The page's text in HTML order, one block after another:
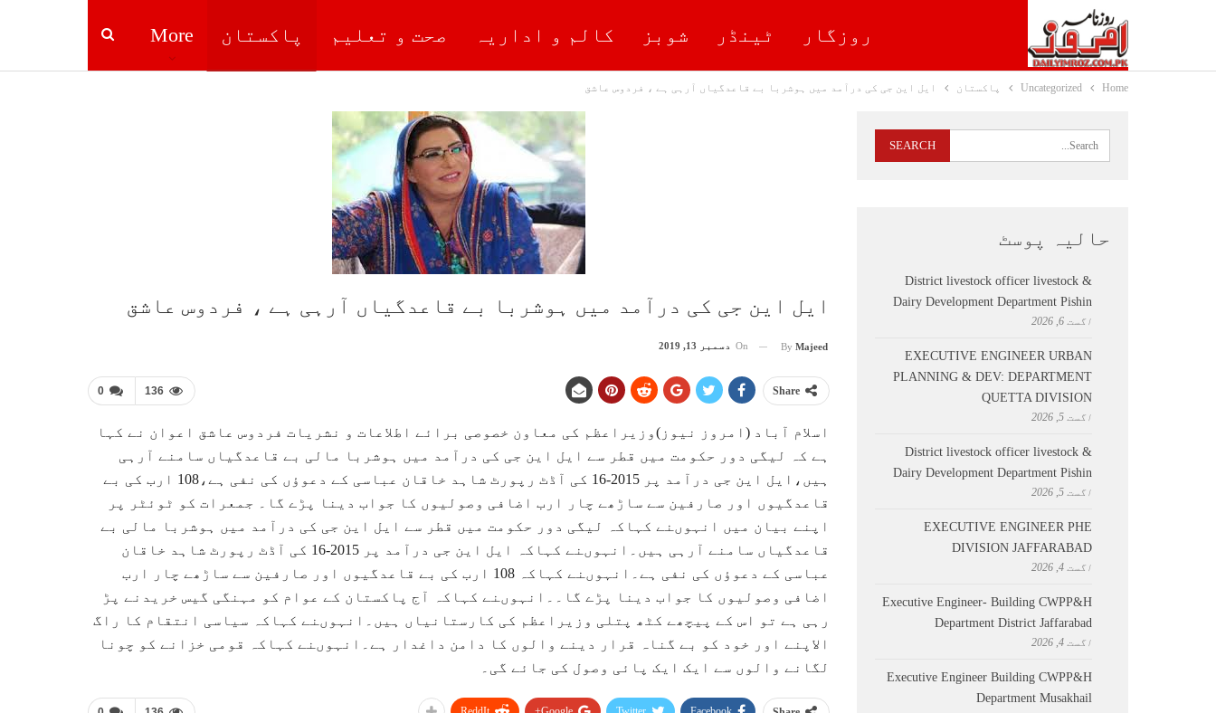
روزگار ٹینڈر شوبز کالم و اداریہ صحت و تعلیم پاکستان More
Home
Uncategorized پاکستان ایل این جی کی درآمد میں ہوشربا بے قاعدگیاں آرہی ہے ، فردوس عاشق
ایل این جی کی درآمد میں ہوشربا بے قاعدگیاں آرہی ہے ، فردوس عاشق
By Majeed
On دسمبر 13, 2019
0 136 Share
اسلام آباد (امروز نیوز)وزیراعظم کی معاون خصوصی برائے اطلاعات و نشریات فردوس عاشق اعوان نے کہا
ہے کہ لیگی دور حکومت میں قطر سے ایل این جی کی درآمد میں ہوشربا مالی بے قاعدگیاں سامنے آرہی
ہیں،ایل این جی درآمد پر 2015-16 کی آڈٹ رپورٹ شاہد خاقان عباسی کے دعوﺅں کی نفی ہے،108 ارب کی بے
قاعدگیوں اور صارفین سے ساڑھے چار ارب اضافی وصولیوں کا جواب دینا پڑے گا۔ جمعرات کو ٹوئٹر پر
اپنے بیان میں انہوںنے کہاکہ لیگی دور حکومت میں قطر سے ایل این جی کی درآمد میں ہوشربا مالی بے
قاعدگیاں سامنے آرہی ہیں۔انہوںنے کہاکہ ایل این جی درآمد پر 2015-16 کی آڈٹ رپورٹ شاہد خاقان
عباسی کے دعوﺅں کی نفی ہے۔انہوںنے کہاکہ 108 ارب کی بے قاعدگیوں اور صارفین سے ساڑھے چار ارب
اضافی وصولیوں کا جواب دینا پڑے گا۔۔انہوںنے کہاکہ آج پاکستان کے عوام کو مہنگی گیس خریدنے پڑ
رہی ہے تو اس کے پیچھے کٹھ پتلی وزیراعظم کی کارستانیاں ہیں۔انہوںنے کہاکہ سیاسی انتقام کا راگ
الاپنے اور خود کو بے گناہ قرار دینے والوں کا دامن داغدار ہے۔انہوںنے کہاکہ قومی خزانے کو چونا
لگانے والوں سے ایک ایک پائی وصول کی جائے گی۔
حالیہ پوسٹ
District livestock officer livestock &
Dairy Development Department Pishin
اگست 6, 2026
EXECUTIVE ENGINEER URBAN
PLANNING & DEV: DEPARTMENT
QUETTA DIVISION
اگست 5, 2026
District livestock officer livestock &
Dairy Development Department Pishin
اگست 5, 2026
EXECUTIVE ENGINEER PHE
DIVISION JAFFARABAD
اگست 4, 2026
Executive Engineer- Building CWPP&H
Department District Jaffarabad
اگست 4, 2026
Executive Engineer Building CWPP&H
Department Musakhail